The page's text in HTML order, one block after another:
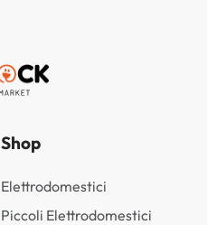
Shop
Elettrodomestici
Piccoli Elettrodomestici